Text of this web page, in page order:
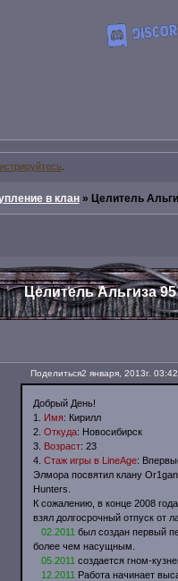
в клан » Целитель
Целитель Альгиза 95
Поделиться2 января, 2013г.
Добрый День!
1.
Имя: Кирилл
2. Откуда: Новосибирск
3. Возраст: 23
4. Стаж игры в LineAge:
Элмора посвятил клану
Hunters.
К сожалению, в конце 2008
взял долгосрочный отпуск от
02.2011 был создан первый
более чем насущным.
05.2011 создается гном-
12.2011 Работа начинает